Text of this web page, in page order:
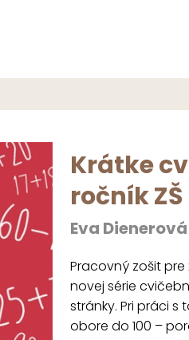
Krátke
ročník ZŠ
Eva Dienerová
Pracovný zošit
novej série
stránky. Pri práci
obore do 100 –